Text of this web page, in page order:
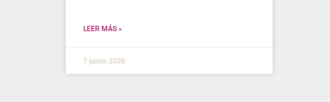
LEER MÁS »
7 junio, 2026